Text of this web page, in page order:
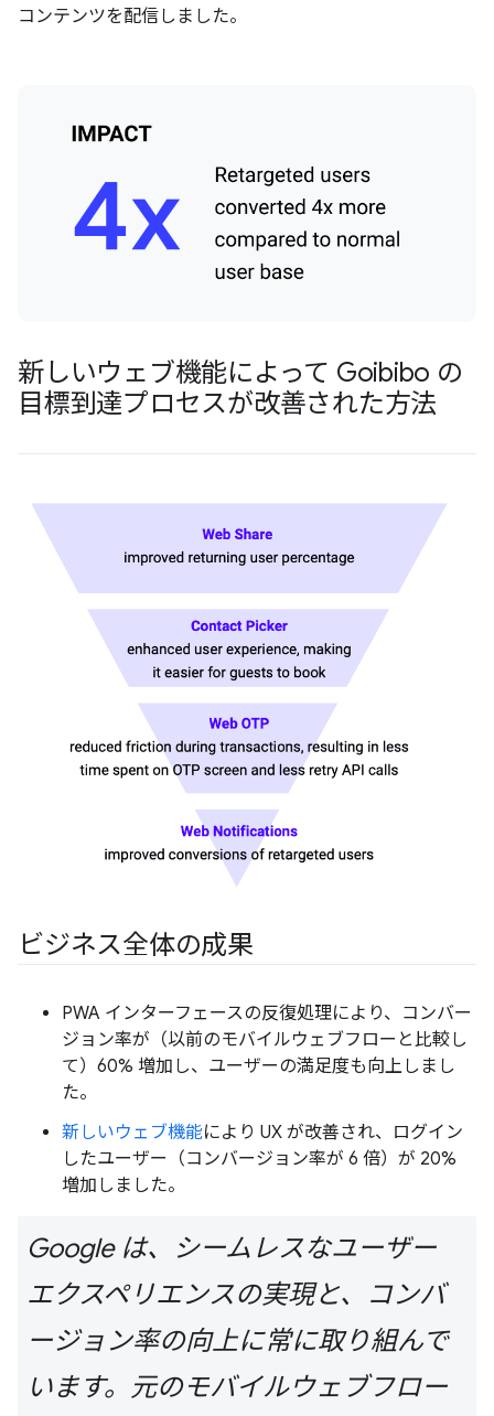
コンテンツを配信しました。
新しいウェブ機能によって Goibibo の
目標到達プロセスが改善された方法
ビジネス全体の成果
PWA インターフェースの反復処理により、コンバー
ジョン率が（以前のモバイルウェブフローと比較し
て）60% 増加し、ユーザーの満足度も向上しまし
た。
新しいウェブ機能により UX が改善され、ログイン
したユーザー（コンバージョン率が 6 倍）が 20%
増加しました。
Google は、シームレスなユーザー
エクスペリエンスの実現と、コンバ
ージョン率の向上に常に取り組んで
います。元のモバイルウェブフロー